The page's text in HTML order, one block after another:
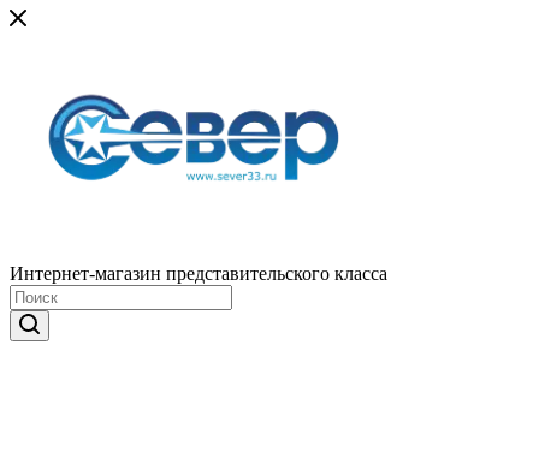
Интернет-магазин представительского класса